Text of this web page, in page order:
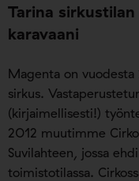
Tarina
karavaani
Magenta on
sirkus.
(kirjaimellisesti!)
2012 muutimme
Suvilahteen, jossa
toimistotilassa.